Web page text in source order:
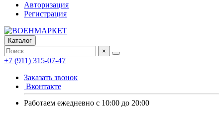
Авторизация
Регистрация
Каталог
×
+7 (911) 315-07-47
Заказать звонок
Вконтакте
Работаем ежедневно с 10:00 до 20:00